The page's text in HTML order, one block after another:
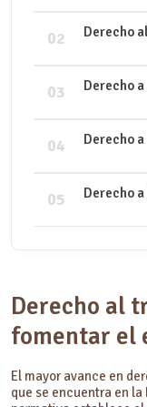
02 Derecho
03 Derecho
04 Derecho
05 Derecho
Derecho al
fomentar el
El mayor avance en
que se encuentra en la